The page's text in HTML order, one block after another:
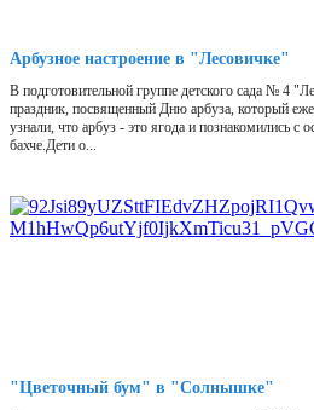
Арбузное настроение в "Лесовичке"
В подготовительной группе детского сада № 4
праздник, посвященный Дню арбуза, который
узнали, что арбуз - это ягода и познакомились с
бахче.Дети о...
"Цветочный бум" в "Солнышке"